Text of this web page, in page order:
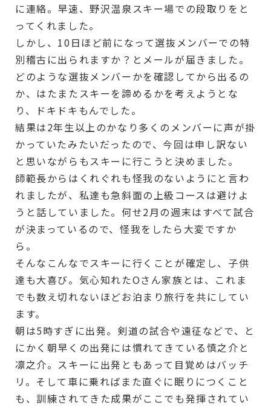
に連絡。早速、野沢温泉スキー場での段取りをと
ってくれました。
しかし、10日ほど前になって選抜メンバーでの特
別稽古に出られますか？とメールが届きました。
どのような選抜メンバーかを確認してから出るの
か、はたまたスキーを諦めるかを考えようとな
り、ドキドキもんでした。
結果は2年生以上のかなり多くのメンバーに声が掛
かっていたみたいだったので、今回は申し訳ない
と思いながらもスキーに行こうと決めました。
師範長からはくれぐれも怪我のないようにと言わ
れましたが、私達も急斜面の上級コースは避けよ
うと話していました。何せ2月の週末はすべて試合
が決まっているので、怪我をしたら大変ですか
ら。
そんなこんなでスキーに行くことが確定し、子供
達も大喜び。気心知れたOさん家族とは、これま
でも数え切れないほどお泊まり旅行を共にしてい
ます。
朝は5時すぎに出発。剣道の試合や遠征などで、と
にかく朝早くの出発には慣れてきている慎之介と
凛之介。スキーに出発ともあって目覚めはバッチ
リ。そして車に乗ればまた直ぐに眠りにつくこと
も、訓練されてきた成果がここでも発揮されてい